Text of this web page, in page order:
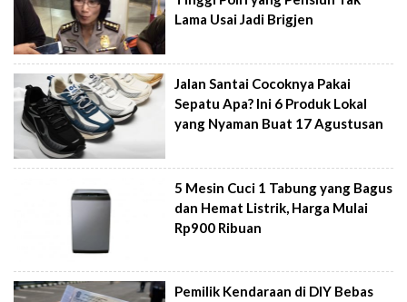
Lama Usai Jadi Brigjen
Jalan Santai Cocoknya Pakai
Sepatu Apa? Ini 6 Produk Lokal
yang Nyaman Buat 17 Agustusan
5 Mesin Cuci 1 Tabung yang Bagus
dan Hemat Listrik, Harga Mulai
Rp900 Ribuan
Pemilik Kendaraan di DIY Bebas